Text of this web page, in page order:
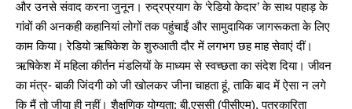
और उनसे संवाद करना जुनून। रुद्रप्रयाग के ‘रेडियो केदार’ के साथ पहाड़ के
गांवों की अनकही कहानियां लोगों तक पहुंचाईं और सामुदायिक जागरूकता के लिए
काम किया। रेडियो ऋषिकेश के शुरुआती दौर में लगभग छह माह सेवाएं दीं।
ऋषिकेश में महिला कीर्तन मंडलियों के माध्यम से स्वच्छता का संदेश दिया। जीवन
का मंत्र- बाकी जिंदगी को जी खोलकर जीना चाहता हूं, ताकि बाद में ऐसा न लगे
कि मैं तो जीया ही नहीं। शैक्षणिक योग्यता: बी.एससी (पीसीएम), पत्रकारिता